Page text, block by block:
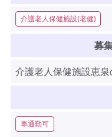
介護老人保健施設(老健)
募
介護老人保健施設恵
車通勤可